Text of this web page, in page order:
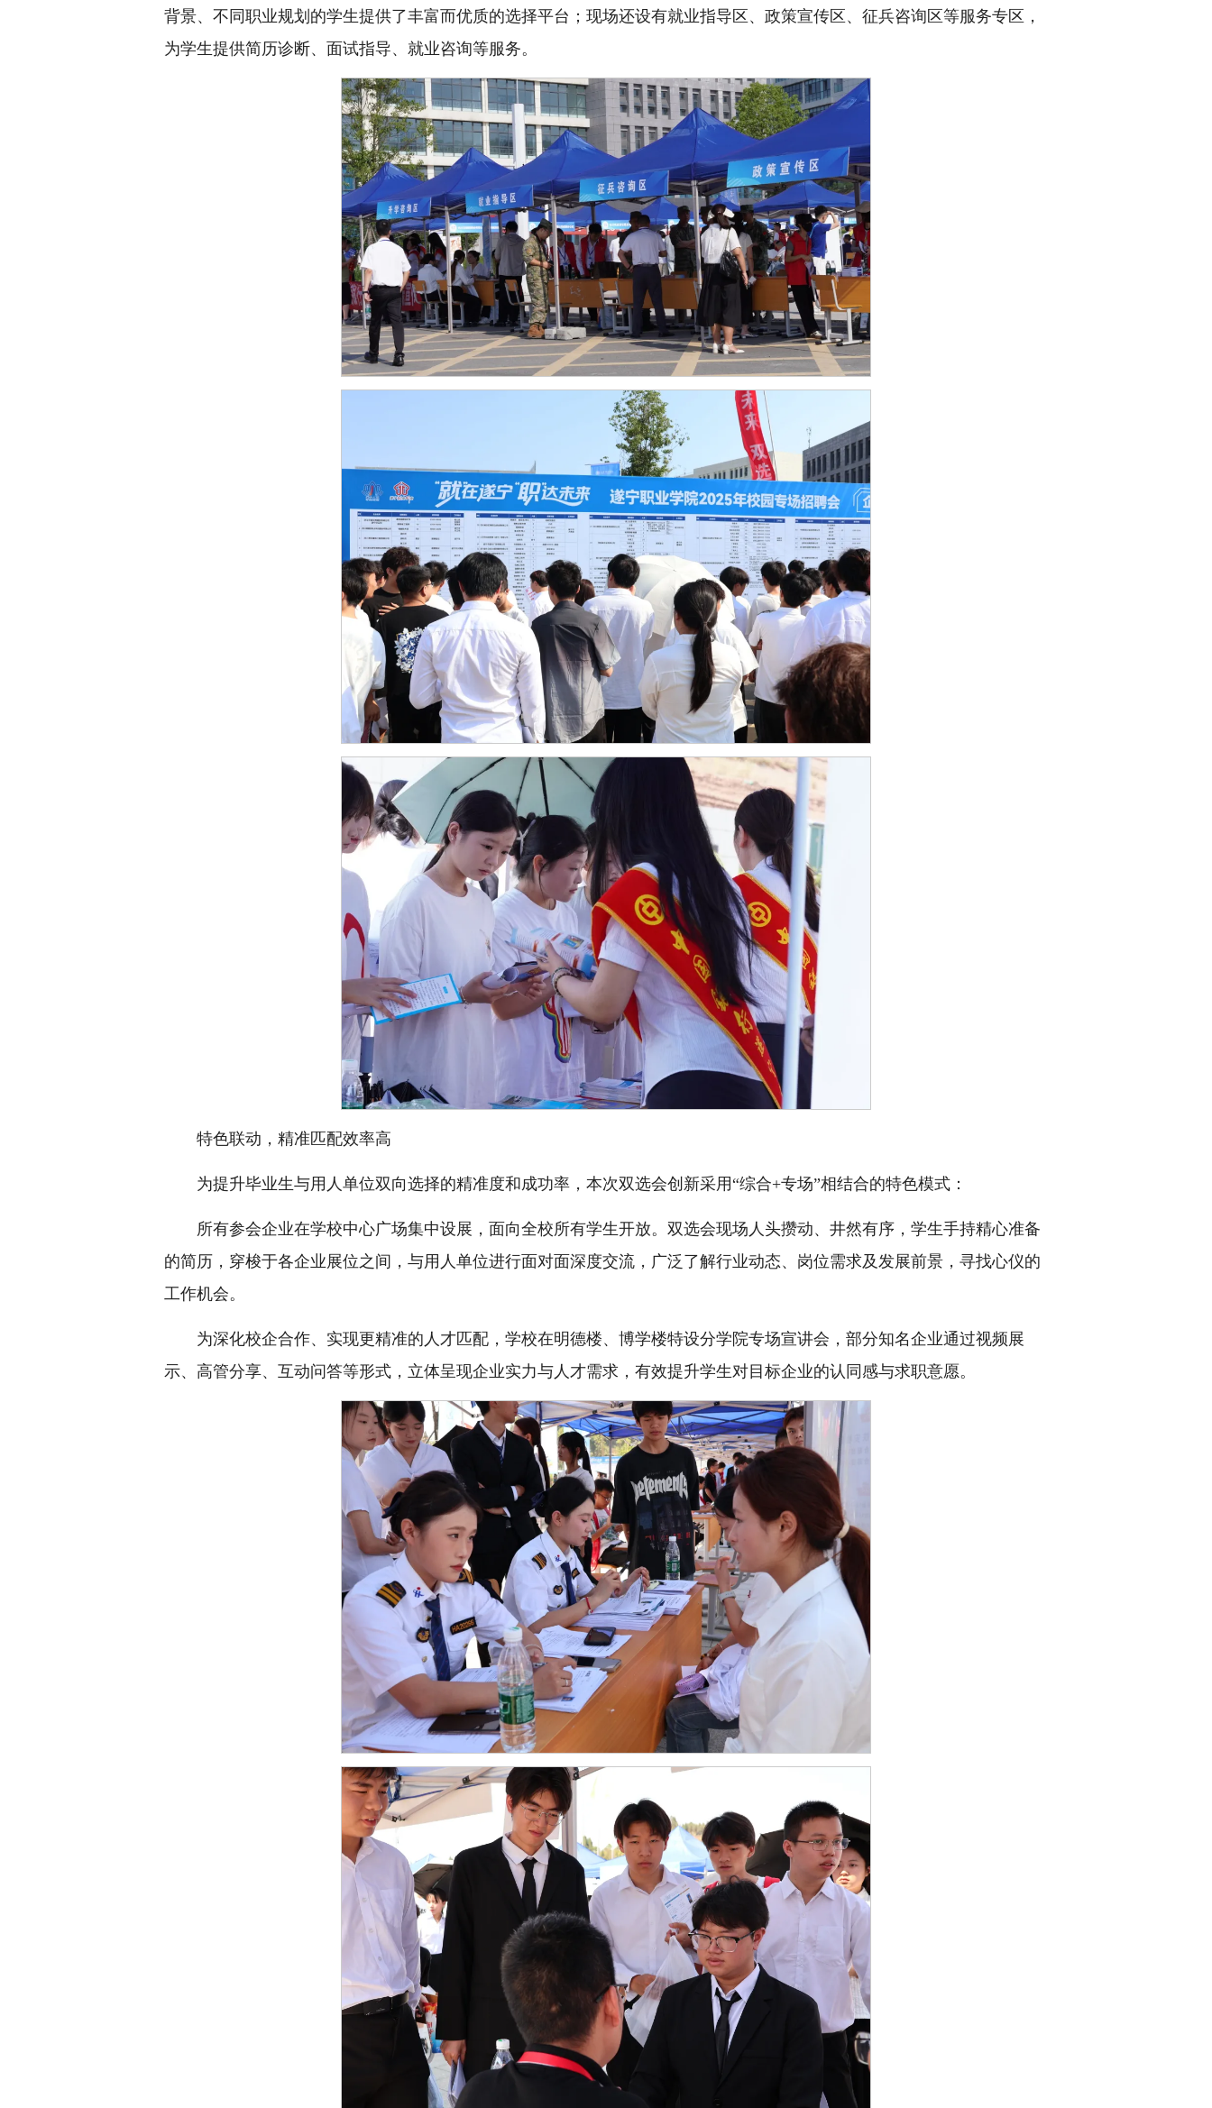
背景、不同职业规划的学生提供了丰富而优质的选择平台；现场还设有就业指导区、政策宣传区、征兵咨询区等服务专区，
为学生提供简历诊断、面试指导、就业咨询等服务。
特色联动，精准匹配效率高
为提升毕业生与用人单位双向选择的精准度和成功率，本次双选会创新采用“综合+专场”相结合的特色模式：
所有参会企业在学校中心广场集中设展，面向全校所有学生开放。双选会现场人头攒动、井然有序，学生手持精心准备
的简历，穿梭于各企业展位之间，与用人单位进行面对面深度交流，广泛了解行业动态、岗位需求及发展前景，寻找心仪的
工作机会。
为深化校企合作、实现更精准的人才匹配，学校在明德楼、博学楼特设分学院专场宣讲会，部分知名企业通过视频展
示、高管分享、互动问答等形式，立体呈现企业实力与人才需求，有效提升学生对目标企业的认同感与求职意愿。